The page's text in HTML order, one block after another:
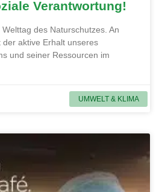
UMWELT & KLIMA
Verantwortung!
des Naturschutzes. An
aktive Erhalt unseres
und seiner Ressourcen im